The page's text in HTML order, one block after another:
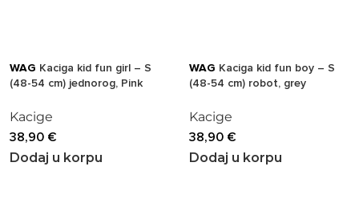
WAG Kaciga kid fun girl – S
(48-54 cm) jednorog, Pink
Kacige
38,90 €
Dodaj u korpu
WAG Kaciga kid fun boy – S
(48-54 cm) robot, grey
Kacige
38,90 €
Dodaj u korpu